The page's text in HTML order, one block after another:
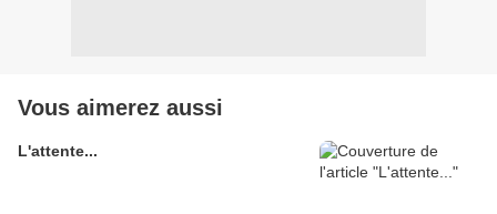
Vous aimerez aussi
L'attente...